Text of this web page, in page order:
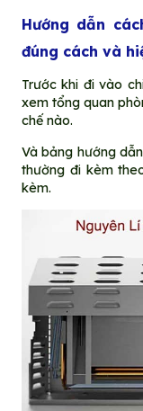
Hướng dẫn
đúng cách và
Trước khi đi vào
xem tổng quan
chế nào.
Và bảng hướng
thường đi kèm
kèm.